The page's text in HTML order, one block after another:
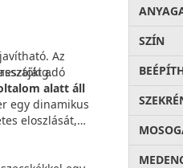
Az
adó
alatt áll
egy dinamikus
eloszlását,
SZÍN